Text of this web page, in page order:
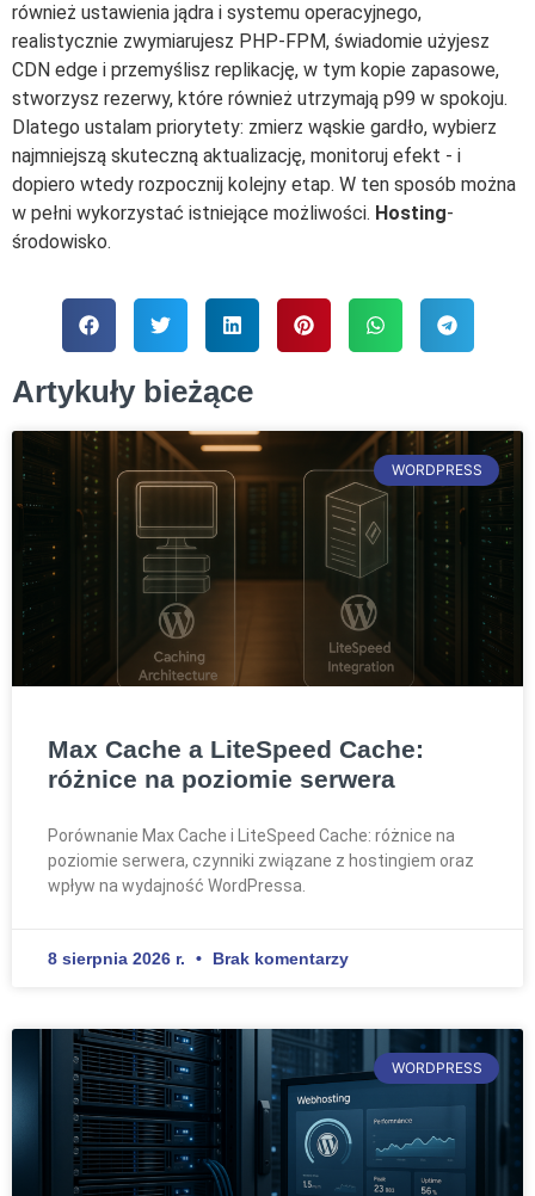
również ustawienia jądra i systemu operacyjnego,
realistycznie zwymiarujesz PHP-FPM, świadomie użyjesz
CDN edge i przemyślisz replikację, w tym kopie zapasowe,
stworzysz rezerwy, które również utrzymają p99 w spokoju.
Dlatego ustalam priorytety: zmierz wąskie gardło, wybierz
najmniejszą skuteczną aktualizację, monitoruj efekt - i
dopiero wtedy rozpocznij kolejny etap. W ten sposób można
w pełni wykorzystać istniejące możliwości. Hosting-
środowisko.
Artykuły bieżące
WORDPRESS
Max Cache a LiteSpeed Cache:
różnice na poziomie serwera
Porównanie Max Cache i LiteSpeed Cache: różnice na
poziomie serwera, czynniki związane z hostingiem oraz
wpływ na wydajność WordPressa.
8 sierpnia 2026 r. Brak komentarzy
WORDPRESS